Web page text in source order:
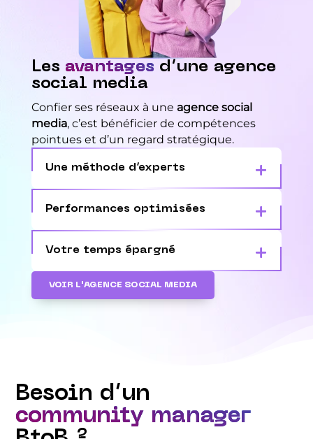
Les avantages d’une agence
social media
Confier ses réseaux à une agence social
media, c’est bénéficier de compétences
pointues et d’un regard stratégique.
Une méthode d’experts
Performances optimisées
Votre temps épargné
VOIR L'AGENCE SOCIAL MEDIA
Besoin d’un
community manager